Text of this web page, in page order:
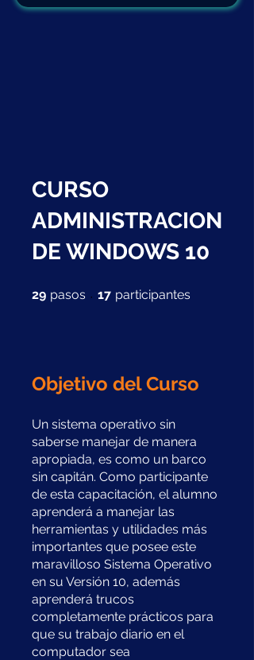
CURSO
ADMINISTRACION
DE WINDOWS 10
29 pasos 29 pasos
17 participantes
Objetivo del Curso
Un sistema operativo sin
saberse manejar de manera
apropiada, es como un barco
sin capitán. Como participante
de esta capacitación, el alumno
aprenderá a manejar las
herramientas y utilidades más
importantes que posee este
maravilloso Sistema Operativo
en su Versión 10, además
aprenderá trucos
completamente prácticos para
que su trabajo diario en el
computador sea